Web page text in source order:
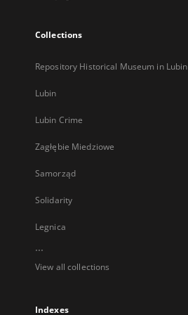
Collections
Repository Historical Museum in Lubin
Lubin
Lubin Crime
Zagłębie Miedziowe
Samorząd
Solidarity
Legnica
...
View all collections
Indexes